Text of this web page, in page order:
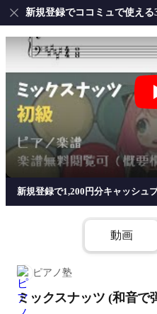
新規登録でココミュで使える
新規登録で1,200円分キャッシュ
動画
ピアノ塾
ミックスナッツ (和音で